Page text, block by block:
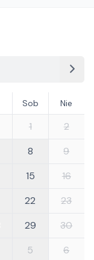
Sob Nie
1
2
8
9
15
16
22
23
29
30
5 6